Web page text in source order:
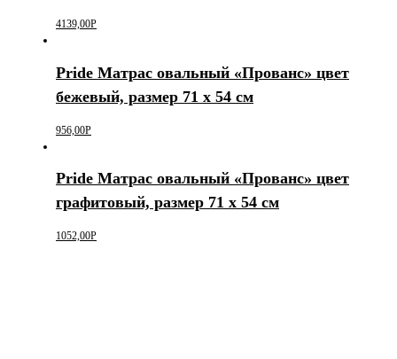
4139,00Р
Pride Матрас овальный «Прованс» цвет
бежевый, размер 71 х 54 см
956,00Р
Pride Матрас овальный «Прованс» цвет
графитовый, размер 71 х 54 см
1052,00Р